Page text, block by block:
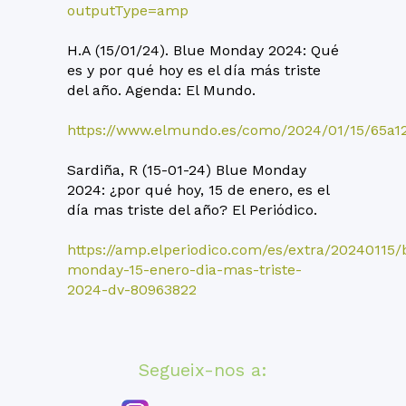
outputType=amp
H.A (15/01/24). Blue Monday 2024: Qué
es y por qué hoy es el día más triste
del año. Agenda: El Mundo.
https://www.elmundo.es/como/2024/01/15/
Sardiña, R (15-01-24) Blue Monday
2024: ¿por qué hoy, 15 de enero, es el
día mas triste del año? El Periódico.
https://amp.elperiodico.com/es/extra/
monday-15-enero-dia-mas-triste-
2024-dv-80963822
Segueix-nos a: